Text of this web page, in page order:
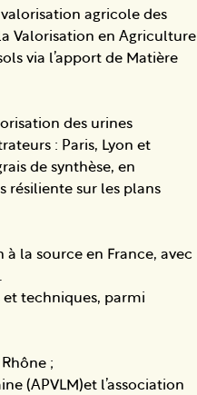
agricole des
Valorisation en Agriculture
via l’apport de Matière
des urines
: Paris, Lyon et
de synthèse, en
résiliente sur les plans
la source en France, avec
et techniques, parmi
;
(APVLM)et l’association